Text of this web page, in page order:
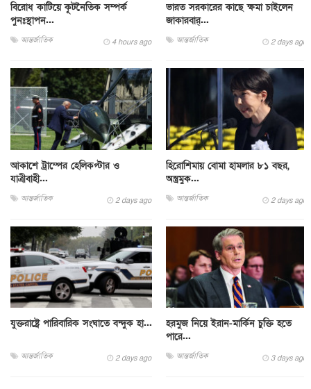
বিরোধ কাটিয়ে কূটনৈতিক সম্পর্ক
পুনঃস্থাপন...
আন্তর্জাতিক 4 hours ago
ভারত সরকারের কাছে ক্ষমা চাইলেন
জাকারবার্...
আন্তর্জাতিক 2 days ago
আকাশে ট্রাম্পের হেলিকপ্টার ও
যাত্রীবাহী...
আন্তর্জাতিক 2 days ago
হিরোশিমায় বোমা হামলার ৮১ বছর,
অস্ত্রমুক...
আন্তর্জাতিক 2 days ago
যুক্তরাষ্ট্রে পারিবারিক সংঘাতে বন্দুক হা...
আন্তর্জাতিক 2 days ago
হরমুজ নিয়ে ইরান-মার্কিন চুক্তি হতে
পারে...
আন্তর্জাতিক 3 days ago